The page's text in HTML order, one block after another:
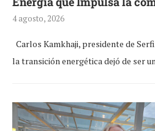
4 agosto, 2026
Carlos Kamkhaji, presidente de
la transición energética dejó de ser